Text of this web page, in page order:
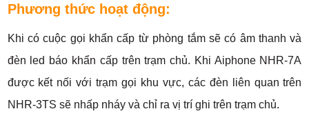
Phương thức hoạt động:
Khi có cuộc gọi khẩn cấp từ phòng tắm sẽ có âm thanh và
đèn led báo khẩn cấp trên trạm chủ. Khi Aiphone NHR-7A
được kết nối với trạm gọi khu vực, các đèn liên quan trên
NHR-3TS sẽ nhấp nháy và chỉ ra vị trí ghi trên trạm chủ.